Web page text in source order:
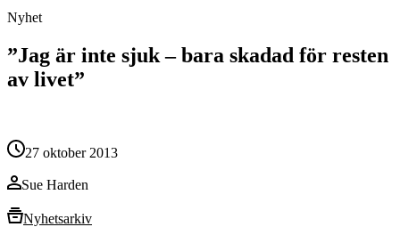
Nyhet
”Jag är inte sjuk – bara skadad för resten
av livet”
27 oktober 2013
Sue Harden
Nyhetsarkiv